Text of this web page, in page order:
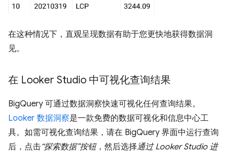
在这种情况下，直观呈现数据有助于您更快地获得数据洞
见。
在 Looker Studio 中可视化查询结果
BigQuery 可通过数据洞察快速可视化任何查询结果。
Looker 数据洞察是一款免费的数据可视化和信息中心工
具。如需可视化查询结果，请在 BigQuery 界面中运行查询
后，点击“探索数据”按钮，然后选择通过 Looker Studio 进